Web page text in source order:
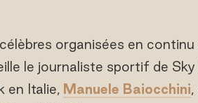
organisées en continu
le journaliste sportif de
en Italie, Manuele Baiocchini,